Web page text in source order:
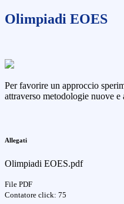
Olimpiadi EOES
Per favorire un approccio
attraverso metodologie nuove e
Allegati
Olimpiadi EOES.pdf
File PDF
Contatore click: 75